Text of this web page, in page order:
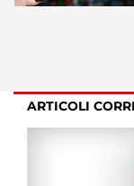
ARTICOLI